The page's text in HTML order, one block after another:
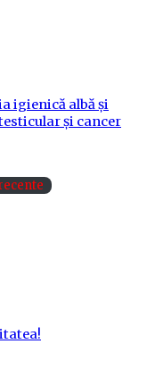
igienică albă și
și cancer